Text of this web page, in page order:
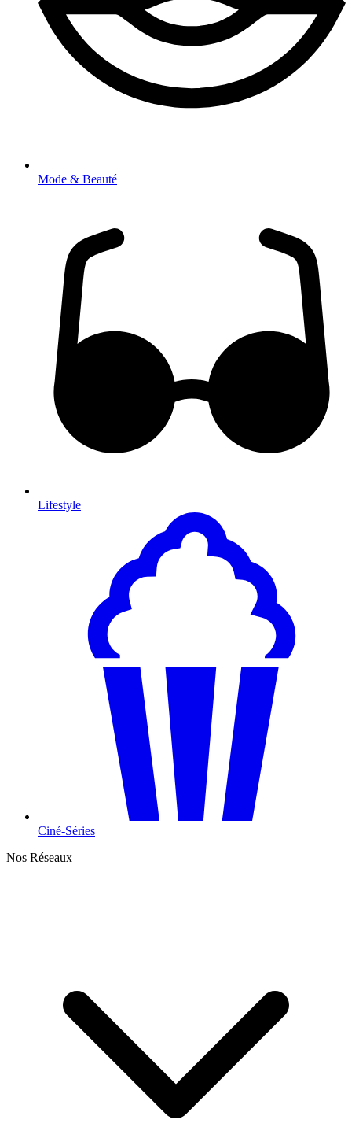
Mode & Beauté
Lifestyle
Ciné-Séries
Nos Réseaux